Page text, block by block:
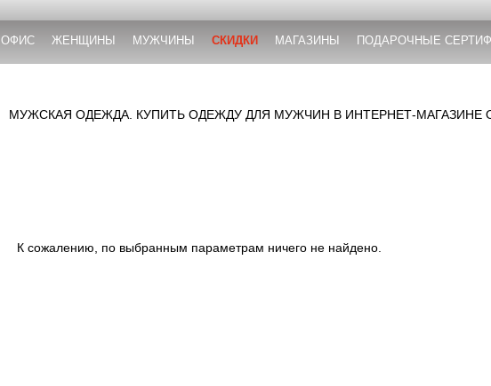
ОФИС ЖЕНЩИНЫ МУЖЧИНЫ СКИДКИ МАГАЗИНЫ ПОДАРОЧНЫЕ
МУЖСКАЯ ОДЕЖДА. КУПИТЬ ОДЕЖДУ ДЛЯ МУЖЧИН В ИНТЕРНЕТ-МАГАЗИНЕ
К сожалению, по выбранным параметрам ничего не найдено.